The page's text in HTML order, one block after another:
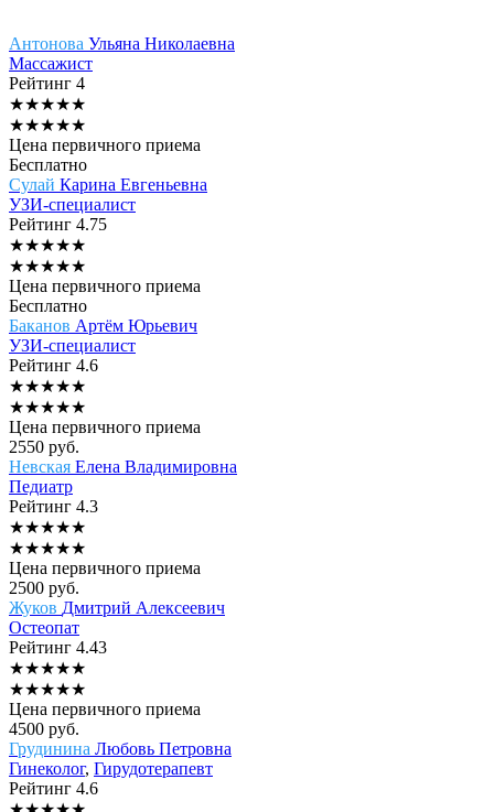
Антонова Ульяна Николаевна
Массажист
Рейтинг 4
★★★★★
★★★★★
Цена первичного приема
Бесплатно
Сулай Карина Евгеньевна
УЗИ-специалист
Рейтинг 4.75
★★★★★
★★★★★
Цена первичного приема
Бесплатно
Баканов Артём Юрьевич
УЗИ-специалист
Рейтинг 4.6
★★★★★
★★★★★
Цена первичного приема
2550 руб.
Невская Елена Владимировна
Педиатр
Рейтинг 4.3
★★★★★
★★★★★
Цена первичного приема
2500 руб.
Жуков Дмитрий Алексеевич
Остеопат
Рейтинг 4.43
★★★★★
★★★★★
Цена первичного приема
4500 руб.
Грудинина Любовь Петровна
Гинеколог, Гирудотерапевт
Рейтинг 4.6